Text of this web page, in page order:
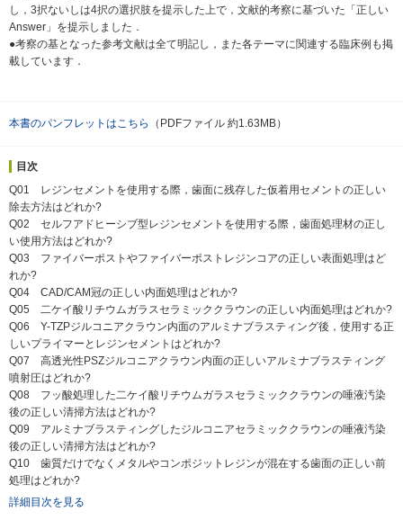
し，3択ないしは4択の選択肢を提示した上で，文献的考察に基づいた「正しい
Answer」を提示しました．
●考察の基となった参考文献は全て明記し，また各テーマに関連する臨床例も掲
載しています．
本書のパンフレットはこちら （PDFファイル 約1.63MB）
目次
Q01 レジンセメントを使用する際，歯面に残存した仮着用セメントの正しい
除去方法はどれか?
Q02 セルフアドヒーシブ型レジンセメントを使用する際，歯面処理材の正し
い使用方法はどれか?
Q03 ファイバーポストやファイバーポストレジンコアの正しい表面処理はど
れか?
Q04 CAD/CAM冠の正しい内面処理はどれか?
Q05 二ケイ酸リチウムガラスセラミッククラウンの正しい内面処理はどれか?
Q06 Y-TZPジルコニアクラウン内面のアルミナブラスティング後，使用する正
しいプライマーとレジンセメントはどれか?
Q07 高透光性PSZジルコニアクラウン内面の正しいアルミナブラスティング
噴射圧はどれか?
Q08 フッ酸処理した二ケイ酸リチウムガラスセラミッククラウンの唾液汚染
後の正しい清掃方法はどれか?
Q09 アルミナブラスティングしたジルコニアセラミッククラウンの唾液汚染
後の正しい清掃方法はどれか?
Q10 歯質だけでなくメタルやコンポジットレジンが混在する歯面の正しい前
処理はどれか?
詳細目次を見る